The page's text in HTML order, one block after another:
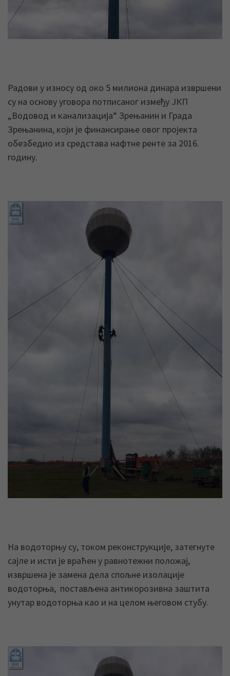
Радови у износу од око 5 милиона динара извршени
су на основу уговора потписаног између ЈКП
„Водовод и канализација“ Зрењанин и Града
Зрењанина, који је финансирање овог пројекта
обезбедио из средстава нафтне ренте за 2016.
годину.
На водоторњу су, током реконструкције, затегнуте
сајле и исти је враћен у равнотежни положај,
извршена је замена дела спољне изолације
водоторња, постављена антикорозивна заштита
унутар водоторња као и на целом његовом стубу.